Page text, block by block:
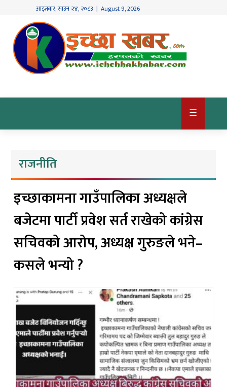
आइतबार,साउन २४, २०८३ | August 9, 2026
गृहपृष्ठ
देश
/
विश्व
अर्थ
खेलकुद
शिक्षा/
स्वास्थ्य
मनोरञ्जन
रोचक
खबर
संवाद
ईच्छाकामना
टिभि
युनिकोड
☰
राजनीति
इच्छाकामना गाउँपालिका अध्यक्षले
बजेटमा पार्टी प्रवेश सर्त राखेको कांग्रेस
सचिवको आरोप, अध्यक्ष गुरुङले भने–
कसले भन्यो ?